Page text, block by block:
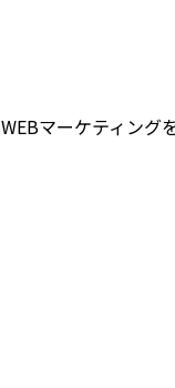
WEBマーケティング